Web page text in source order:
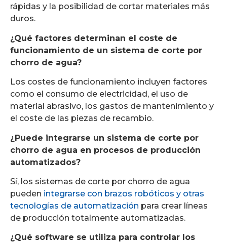
rápidas y la posibilidad de cortar materiales más
duros.
¿Qué factores determinan el coste de
funcionamiento de un sistema de corte por
chorro de agua?
Los costes de funcionamiento incluyen factores
como el consumo de electricidad, el uso de
material abrasivo, los gastos de mantenimiento y
el coste de las piezas de recambio.
¿Puede integrarse un sistema de corte por
chorro de agua en procesos de producción
automatizados?
Sí, los sistemas de corte por chorro de agua
pueden integrarse con brazos robóticos y otras
tecnologías de automatización para crear líneas
de producción totalmente automatizadas.
¿Qué software se utiliza para controlar los